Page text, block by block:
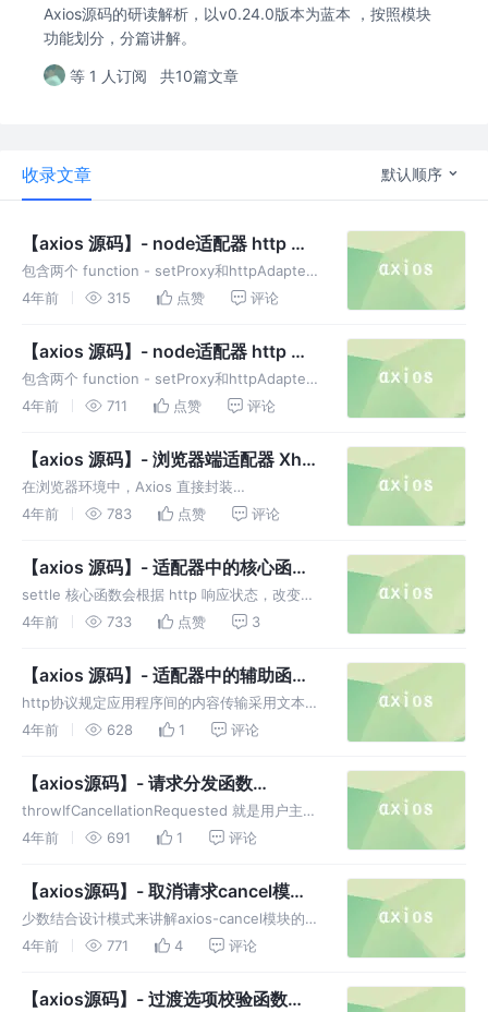
Axios源码的研读解析，以v0.24.0版本为蓝本 ，按照模块
功能划分，分篇讲解。
等 1 人订阅 共10篇文章
收录文章 默认顺序
【axios 源码】- node适配器 http 研
读解析【下】
包含两个 function - setProxy和httpAdapter
共388行代码，其中 httpAdapter是被导出的适
两个部分
4年前 315 点赞 评论
【axios 源码】- node适配器 http 研
读解析【上】
包含两个 function - setProxy和httpAdapter
共388行代码，其中 httpAdapter是被导出的适
两个部分
4年前 711 点赞 评论
【axios 源码】- 浏览器端适配器 Xhr
研读解析
在浏览器环境中，Axios 直接封装
XMLHttpRequest，具体封装细节和各种边界
4年前 783 点赞 评论
【axios 源码】- 适配器中的核心函数
core 研读解析
settle 核心函数会根据 http 响应状态，改变
Promise 的状态，在 reject 时使通过调用自定
4年前 733 点赞 3
【axios 源码】- 适配器中的辅助函数
helper
http协议规定应用程序间的内容传输采用文本形
式，一个 HTTP请求报文由请求行 request
个部分组成
4年前 628 1 评论
【axios源码】- 请求分发函数
DispatchRequest研读解析
throwIfCancellationRequested 就是用户主动
取消请求时的出口之一，这个出口的执行时间点
4年前 691 1 评论
【axios源码】- 取消请求cancel模块
研读解析
少数结合设计模式来讲解axios-cancel模块的技
术文，希望可以帮助到你🐶 ～ CancelToken通
自己想订阅的事件cancel注册到调度中心
4年前 771 4 评论
【axios源码】- 过渡选项校验函数